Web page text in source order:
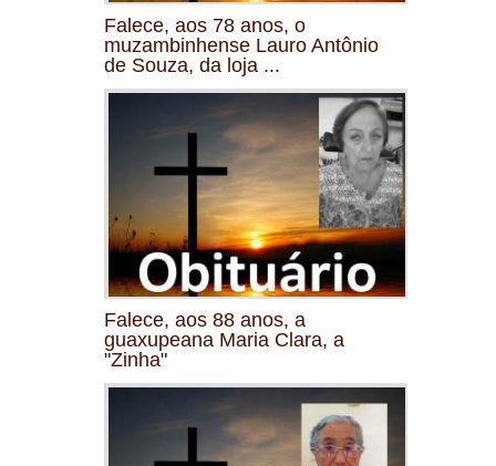
Falece, aos 78 anos, o
muzambinhense Lauro Antônio
de Souza, da loja ...
Falece, aos 88 anos, a
guaxupeana Maria Clara, a
"Zinha"